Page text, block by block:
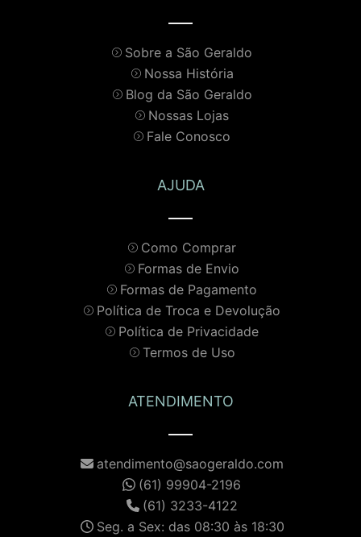
Sobre a São Geraldo
Nossa História
Blog da São Geraldo
Nossas Lojas
Fale Conosco
AJUDA
Como Comprar
Formas de Envio
Formas de Pagamento
Política de Troca e Devolução
Política de Privacidade
Termos de Uso
ATENDIMENTO
atendimento@saogeraldo.com
(61) 99904-2196
(61) 3233-4122
Seg. a Sex: das 08:30 às 18:30